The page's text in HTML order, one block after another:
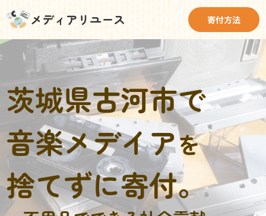
メディアリユース 寄付方法
茨城県古河市で
音楽メデイアを
捨てずに寄付。